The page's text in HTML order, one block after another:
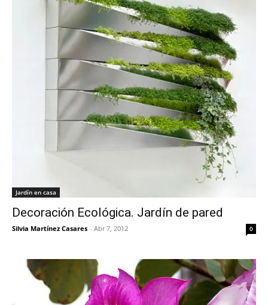
Jardín en casa
Decoración Ecológica. Jardín de pared
Silvia Martínez Casares - Abr 7, 2012 0